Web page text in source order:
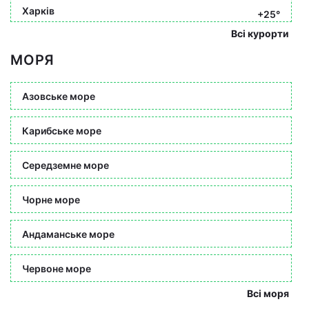
Харків
+25°
Всі курорти
МОРЯ
Азовське море
Карибське море
Середземне море
Чорне море
Андаманське море
Червоне море
Всі моря